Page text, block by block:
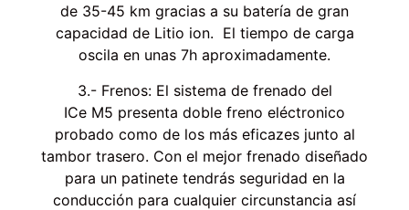
de 35-45 km gracias a su batería de gran
capacidad de Litio ion. El tiempo de carga
oscila en unas 7h aproximadamente.
3.- Frenos: El sistema de frenado del
ICe M5 presenta doble freno eléctronico
probado como de los más eficazes junto al
tambor trasero. Con el mejor frenado diseñado
para un patinete tendrás seguridad en la
conducción para cualquier circunstancia así